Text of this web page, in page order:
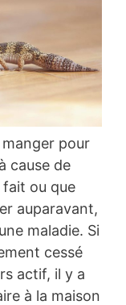
pour
cause de
fait ou que
auparavant,
maladie. Si
cessé
actif, il y a
à la maison